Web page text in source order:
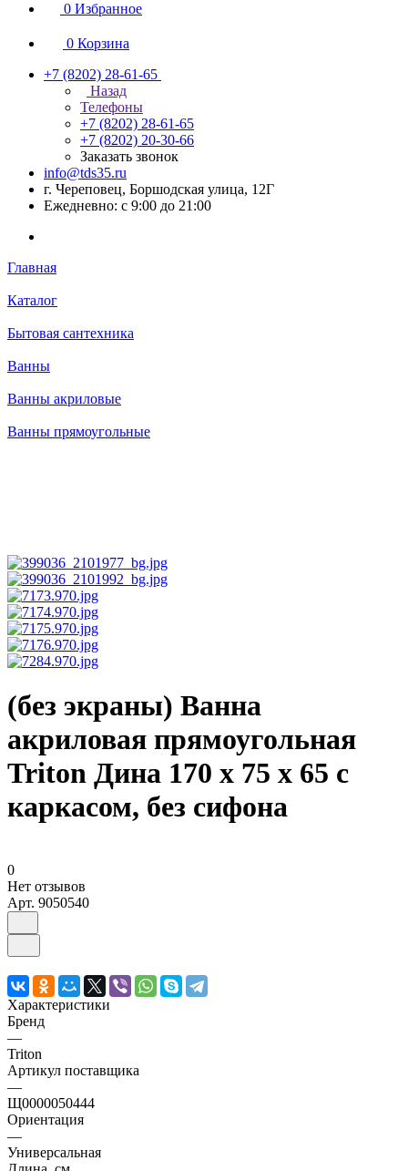
0 Избранное
0 Корзина
+7 (8202) 28‑61-65
Назад
Телефоны
+7 (8202) 28‑61-65
+7 (8202) 20‑30-66
Заказать звонок
info@tds35.ru
г. Череповец, Боршодская улица, 12Г
Ежедневно: с 9:00 до 21:00
Главная
Каталог
Бытовая сантехника
Ванны
Ванны акриловые
Ванны прямоугольные
(без экраны) Ванна
акриловая прямоугольная
Triton Дина 170 х 75 х 65 с
каркасом, без сифона
0
Нет отзывов
Арт. 9050540
Характеристики
Бренд
—
Triton
Артикул поставщика
—
Щ0000050444
Ориентация
—
Универсальная